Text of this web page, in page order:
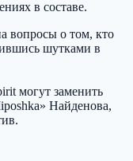
в составе.
вопросы о том, кто
шутками в
могут заменить
Найденова,